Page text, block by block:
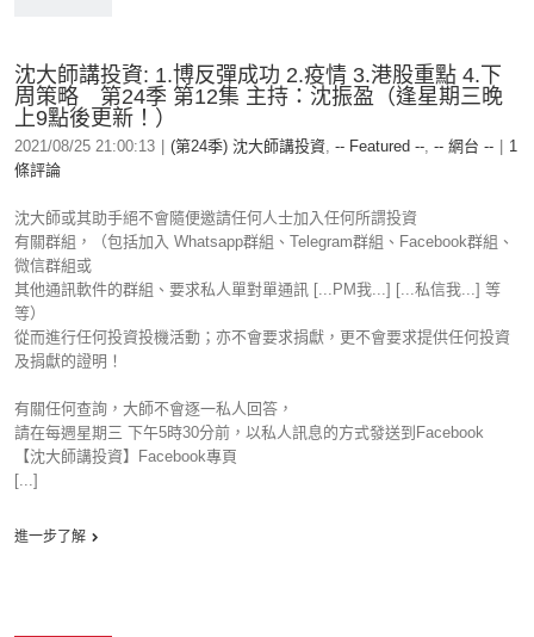
沈大師講投資: 1.博反彈成功 2.疫情 3.港股重點 4.下
周策略 第24季 第12集 主持：沈振盈（逢星期三晚
上9點後更新！）
2021/08/25 21:00:13 (第24季) 沈大師講投資, -- Featured --, -- 網台 --
1
條評論
沈大師或其助手絕不會隨便邀請任何人士加入任何所謂投資
有關群組，（包括加入 Whatsapp群組、Telegram群組、Facebook群組、
微信群組或
其他通訊軟件的群組、要求私人單對單通訊 [...PM我...] [...私信我...] 等
等）
從而進行任何投資投機活動；亦不會要求捐獻，更不會要求提供任何投資
及捐獻的證明！
有關任何查詢，大師不會逐一私人回答，
請在每週星期三 下午5時30分前，以私人訊息的方式發送到Facebook
【沈大師講投資】Facebook專頁
[...]
進一步了解